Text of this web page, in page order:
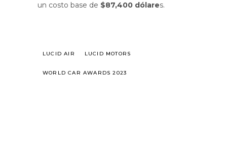
un costo base de $87,400 dólares.
LUCID AIR LUCID MOTORS
WORLD CAR AWARDS 2023